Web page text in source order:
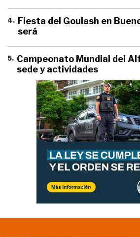
4. Fiesta del Goulash en
será
5. Campeonato Mundial del
sede y actividades